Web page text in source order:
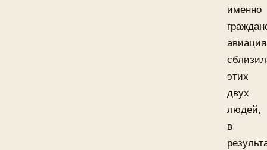
именно
авиация
этих
двух
людей,
в